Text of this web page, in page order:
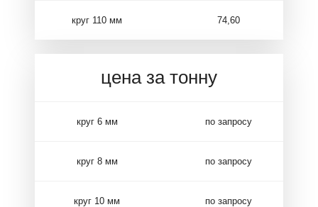
круг 110 мм 74,60
цена за тонну
круг 6 мм по запросу
круг 8 мм по запросу
круг 10 мм по запросу